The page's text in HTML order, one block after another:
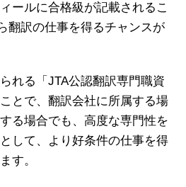
ールに合格級が記載されるこ
翻訳の仕事を得るチャンスが
れる「JTA公認翻訳専門職資
とで、翻訳会社に所属する場
る場合でも、高度な専門性を
して、より好条件の仕事を得
す。